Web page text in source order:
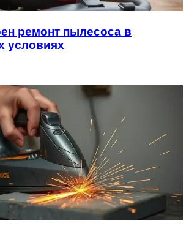
ремонт пылесоса в
условиях